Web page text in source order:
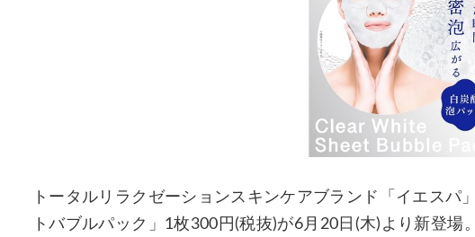
トータルリラクゼーションスキンケアブランド「イエスパ
トバブルパック」1枚300円(税抜)が6月20日(木)より新登場。